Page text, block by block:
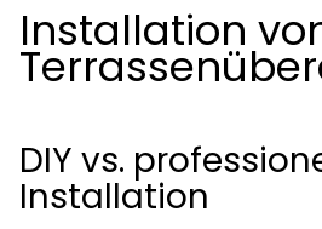
Installation
DIY vs.
Installation